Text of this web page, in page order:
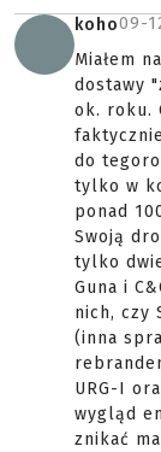
koho09-
Miałem
dostawy
ok. roku.
do
tylko w
ponad
Swoją
tylko
Guna i
nich, czy
(inna
URG-I
wygląd
znikać